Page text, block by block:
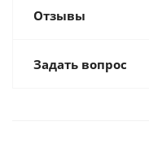
Отзывы
Задать вопрос